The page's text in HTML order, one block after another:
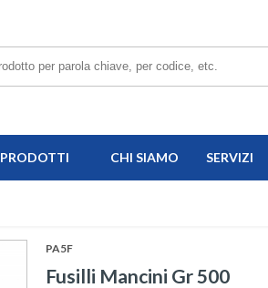
PRODOTTI CHI SIAMO SERVIZI
PA5F
Fusilli Mancini Gr 500